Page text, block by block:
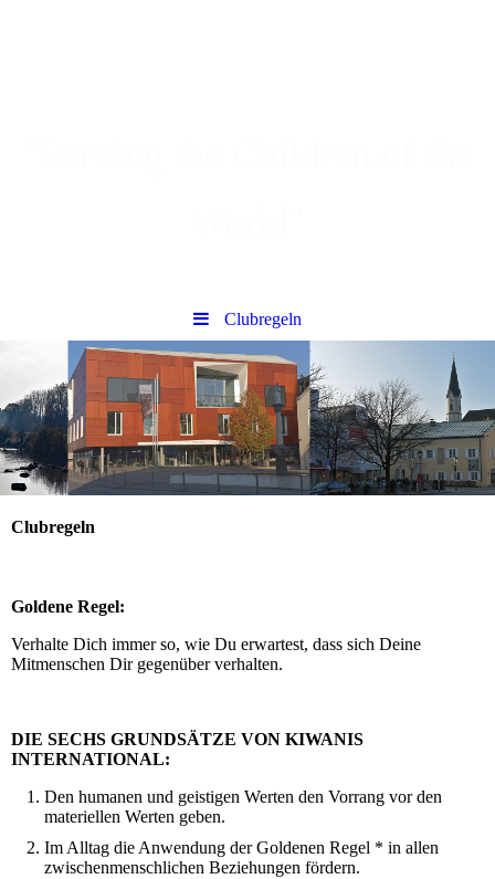
Clubregeln
Clubregeln
Goldene Regel:
Verhalte Dich immer so, wie Du erwartest, dass sich Deine
Mitmenschen Dir gegenüber verhalten.
DIE SECHS GRUNDSÄTZE VON KIWANIS
INTERNATIONAL:
Den humanen und geistigen Werten den Vorrang vor den
materiellen Werten geben.
Im Alltag die Anwendung der Goldenen Regel * in allen
zwischenmenschlichen Beziehungen fördern.